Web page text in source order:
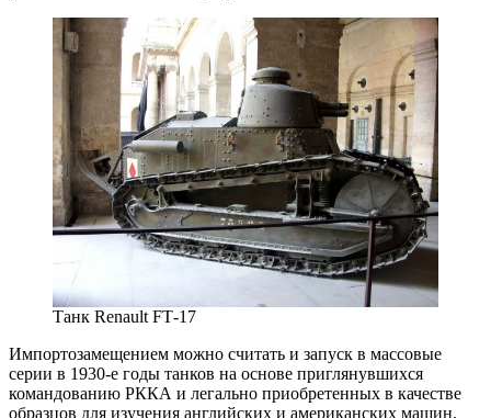
Танк Renault FT‑17
Импортозамещением можно считать и запуск в массовые
серии в 1930‑е годы танков на основе приглянувшихся
командованию РККА и легально приобретенных в качестве
образцов для изучения английских и американских машин.